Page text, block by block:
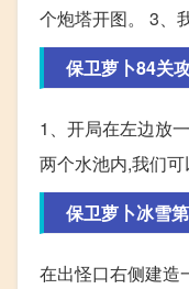
个炮塔开图。 3、
保卫萝卜84关
1、开局在左边放
两个水池内,我们可
保卫萝卜冰雪
在出怪口右侧建造